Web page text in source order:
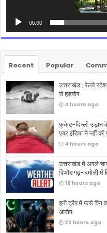
00:00
Recent Popular
उत्तराखंड : रेलवे
से हड़कंप
4 hours ago
फुकेट-दिल्ली उड़ान के
एयर इंडिया ने नहीं की
4 hours ago
उत्तराखंड में अगले चार
पिथौरागढ़-चमोली में
18 hours ago
हनी ट्रैप में फंसे विंग
आरोप
22 hours ago